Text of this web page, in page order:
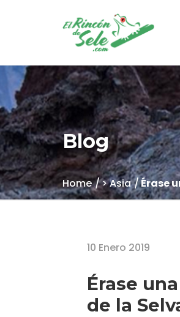
Blog
Home > Asia Érase
10 Enero 2019
Érase
de la